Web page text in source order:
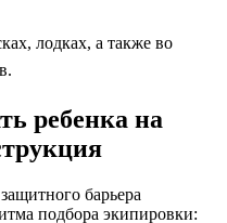
лодках, а также во
ребенка на
барьера
подбора экипировки: